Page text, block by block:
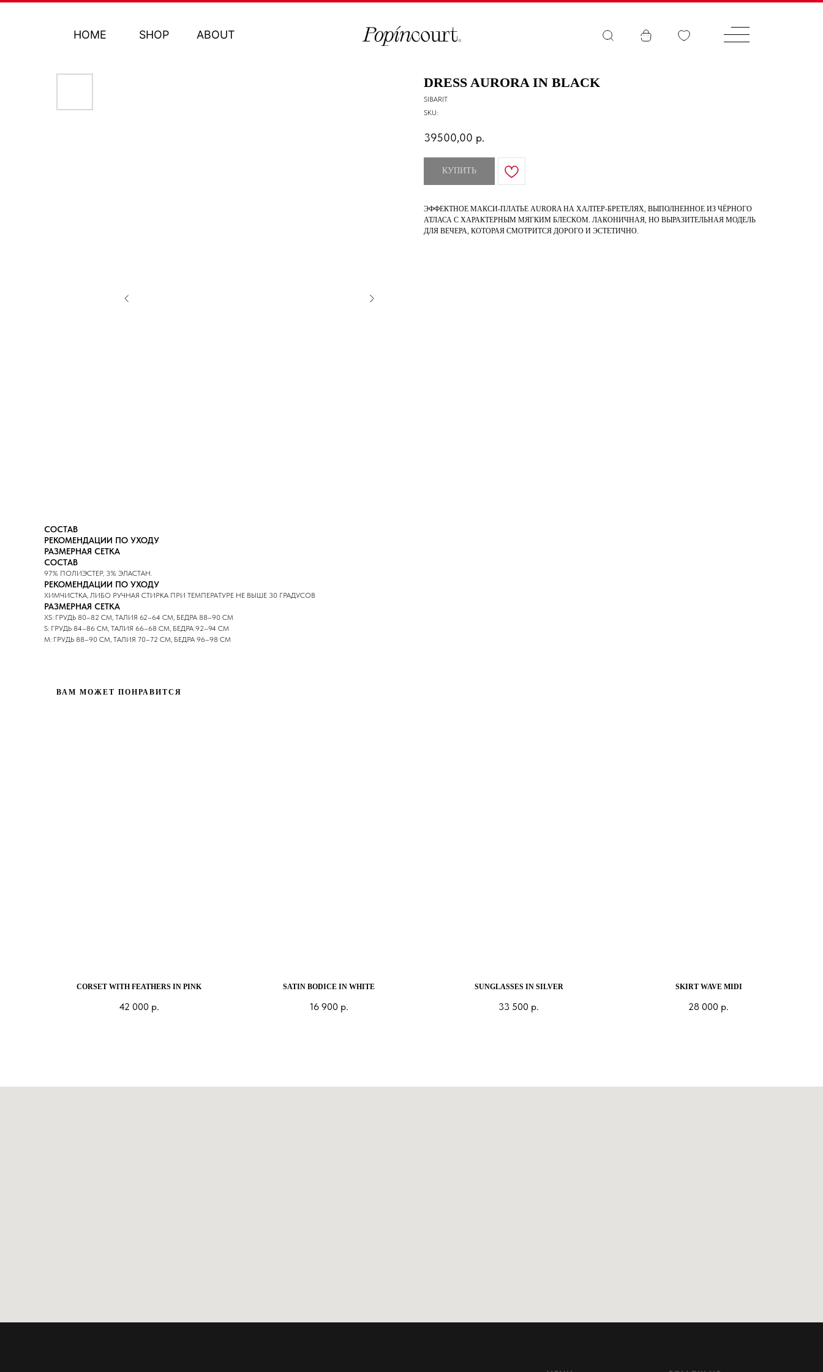
HOME ABOUT
SHOP
DRESS AURORA IN BLACK
SIBARIT
SKU:
39500,00 р.
КУПИТЬ
ЭФФЕКТНОЕ МАКСИ-ПЛАТЬЕ AURORA НА ХАЛТЕР-БРЕТЕЛЯХ, ВЫПОЛНЕННОЕ ИЗ ЧЁРНОГО
АТЛАСА C ХАРАКТЕРНЫМ МЯГКИМ БЛЕСКОМ. ЛАКОНИЧНАЯ, НО ВЫРАЗИТЕЛЬНАЯ МОДЕЛЬ
ДЛЯ ВЕЧЕРА, КОТОРАЯ СМОТРИТСЯ ДОРОГО И ЭСТЕТИЧНО.
СОСТАВ
РЕКОМЕНДАЦИИ ПО УХОДУ
РАЗМЕРНАЯ СЕТКА
СОСТАВ
97% ПОЛИЭСТЕР, 3% ЭЛАСТАН.
РЕКОМЕНДАЦИИ ПО УХОДУ
ХИМЧИСТКА, ЛИБО РУЧНАЯ СТИРКА ПРИ ТЕМПЕРАТУРЕ НЕ ВЫШЕ 30 ГРАДУСОВ
РАЗМЕРНАЯ СЕТКА
XS: ГРУДЬ 80–82 СМ, ТАЛИЯ 62–64 СМ, БЕДРА 88–90 СМ
S: ГРУДЬ 84–86 СМ, ТАЛИЯ 66–68 СМ, БЕДРА 92–94 СМ
M: ГРУДЬ 88–90 СМ, ТАЛИЯ 70–72 СМ, БЕДРА 96–98 СМ
ВАМ МОЖЕТ ПОНРАВИТСЯ
CORSET WITH FEATHERS IN PINK
42 000 р.
SATIN BODICE IN WHITE
16 900 р.
SUNGLASSES IN SILVER
33 500 р.
SKIRT WAVE MIDI
28 000 р.